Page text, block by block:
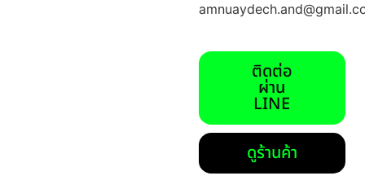
ติดต่อ
ผ่าน
LINE
ดูร้านค้า